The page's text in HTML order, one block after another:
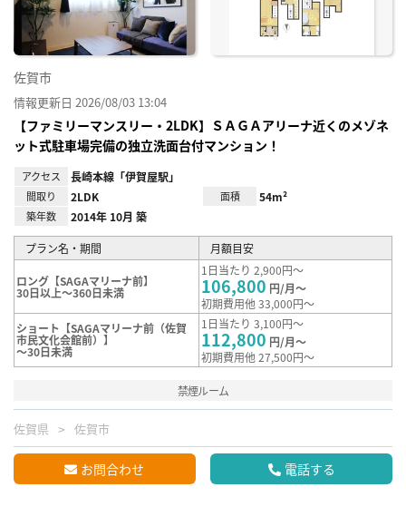
佐賀市
情報更新日 2026/08/03 13:04
【ファミリーマンスリー・2LDK】ＳＡＧＡアリーナ近くのメゾネ
ット式駐車場完備の独立洗面台付マンション！
アクセス 長崎本線「伊賀屋駅」
間取り 2LDK 面積 54m²
築年数 2014年 10月 築
プラン名・期間 月額目安
ロング【SAGAマリーナ前】
30日以上～360日未満
1日当たり 2,900円～
106,800 円/月～
初期費用他 33,000円～
ショート【SAGAマリーナ前（佐賀
市民文化会館前）】
～30日未満
1日当たり 3,100円～
112,800 円/月～
初期費用他 27,500円～
禁煙ルーム
佐賀県 佐賀市
お問合わせ 電話する